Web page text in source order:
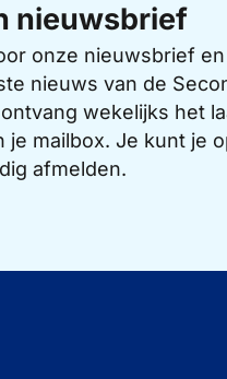
nieuwsbrief
onze nieuwsbrief en
nieuws van de
wekelijks het
je mailbox. Je kunt je
afmelden.